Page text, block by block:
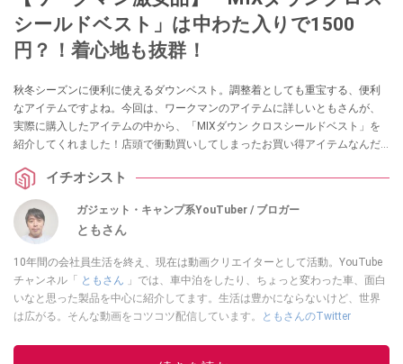
シールドベスト」は中わた入りで1500
円？！着心地も抜群！
秋冬シーズンに便利に使えるダウンベスト。調整着としても重宝する、便利
なアイテムですよね。今回は、ワークマンのアイテムに詳しいともさんが、
実際に購入したアイテムの中から、「MIXダウン クロスシールドベスト」を
紹介してくれました！店頭で衝動買いしてしまったお買い得アイテムなんだ
イチオシスト
ガジェット・キャンプ系YouTuber / ブロガー
ともさん
10年間の会社員生活を終え、現在は動画クリエイターとして活動。YouTube
チャンネル「 ともさん 」では、車中泊をしたり、ちょっと変わった車、面白
いなと思った製品を中心に紹介してます。生活は豊かにならないけど、世界
は広がる。そんな動画をコツコツ配信しています。
ともさんのTwitter
このイチオシストの他の記事を読む